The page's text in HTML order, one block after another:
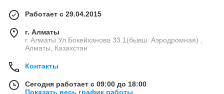
Работает с 29.04.2015
г. Алматы
г. Алматы Ул.Бокейханова 33.1(бывш. Аэродромная) ,
Алматы, Казахстан
Контакты
Сегодня работает с 09:00 до 18:00
Показать весь график работы